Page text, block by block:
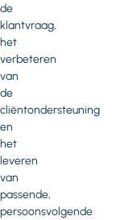
de
klantvraag,
het
verbeteren
van
de
cliëntondersteuning
en
het
leveren
van
passende,
persoonsvolgende